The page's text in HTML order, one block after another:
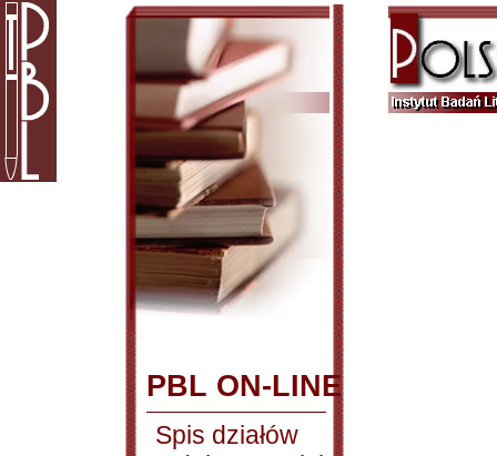
PBL ON-LINE
Spis działów